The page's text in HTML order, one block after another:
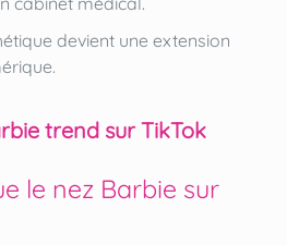
devient une extension
trend sur TikTok
le nez Barbie sur